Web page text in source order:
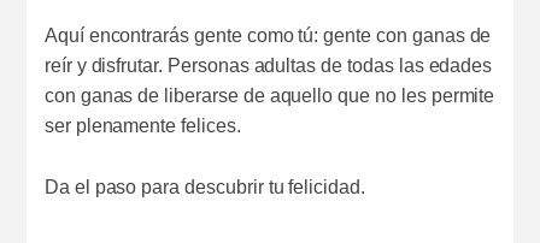
Aquí encontrarás gente como tú: gente con ganas de
reír y disfrutar. Personas adultas de todas las edades
con ganas de liberarse de aquello que no les permite
ser plenamente felices.
Da el paso para descubrir tu felicidad.